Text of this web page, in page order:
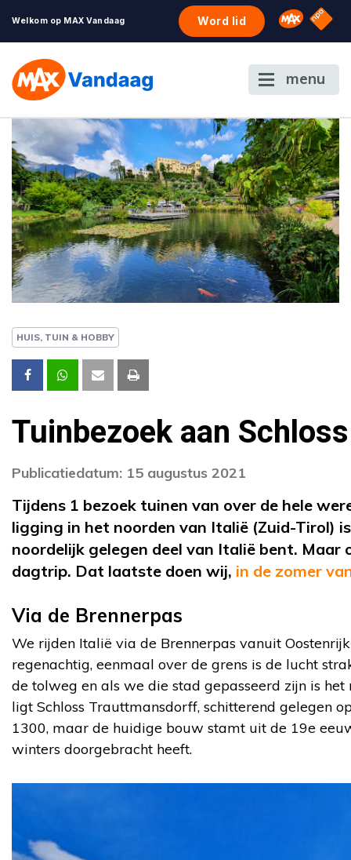
Welkom op MAX Vandaag Word lid Omroep
NPO
menu
HUIS, TUIN & HOBBY
Tuinbezoek aan
Publicatiedatum: 15 augustus 2021
Tijdens 1 bezoek tuinen van over de hele
ligging in het noorden van Italië (Zuid-Tirol)
noordelijk gelegen deel van Italië bent.
dagtrip. Dat laatste doen wij, in de zomer
Via de Brennerpas
We rijden Italië via de Brennerpas vanuit
regenachtig, eenmaal over de grens is de lucht
de tolweg en als we die stad gepasseerd zijn is
ligt Schloss Trauttmansdorff, schitterend gelegen
1300, maar de huidige bouw stamt uit de 19e
winters doorgebracht heeft.